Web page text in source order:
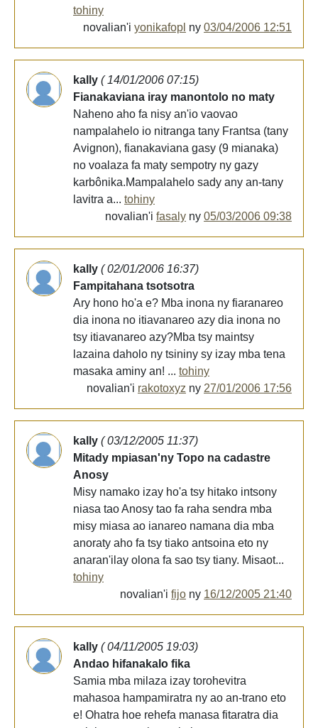
tohiny
novalian'i yonikafopl ny 03/04/2006 12:51
kally ( 14/01/2006 07:15)
Fianakaviana iray manontolo no maty
Naheno aho fa nisy an'io vaovao
nampalahelo io nitranga tany Frantsa (tany
Avignon), fianakaviana gasy (9 mianaka)
no voalaza fa maty sempotry ny gazy
karbônika.Mampalahelo sady any an-tany
lavitra a... tohiny
novalian'i fasaly ny 05/03/2006 09:38
kally ( 02/01/2006 16:37)
Fampitahana tsotsotra
Ary hono ho'a e? Mba inona ny fiaranareo
dia inona no itiavanareo azy dia inona no
tsy itiavanareo azy?Mba tsy maintsy
lazaina daholo ny tsininy sy izay mba tena
masaka aminy an! ... tohiny
novalian'i rakotoxyz ny 27/01/2006 17:56
kally ( 03/12/2005 11:37)
Mitady mpiasan'ny Topo na cadastre
Anosy
Misy namako izay ho'a tsy hitako intsony
niasa tao Anosy tao fa raha sendra mba
misy miasa ao ianareo namana dia mba
anoraty aho fa tsy tiako antsoina eto ny
anaran'ilay olona fa sao tsy tiany. Misaot...
tohiny
novalian'i fijo ny 16/12/2005 21:40
kally ( 04/11/2005 19:03)
Andao hifanakalo fika
Samia mba milaza izay torohevitra
mahasoa hampamiratra ny ao an-trano eto
e! Ohatra hoe rehefa manasa fitaratra dia